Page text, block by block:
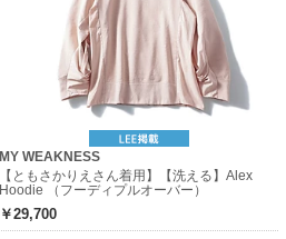
MY WEAKNESS
【ともさかりえさん着用】【洗える】Alex
Hoodie （フーディプルオーバー）
￥29,700